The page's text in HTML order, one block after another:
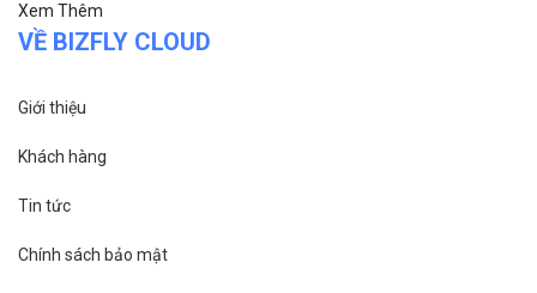
Xem Thêm
VỀ BIZFLY CLOUD
Giới thiệu
Khách hàng
Tin tức
Chính sách bảo mật